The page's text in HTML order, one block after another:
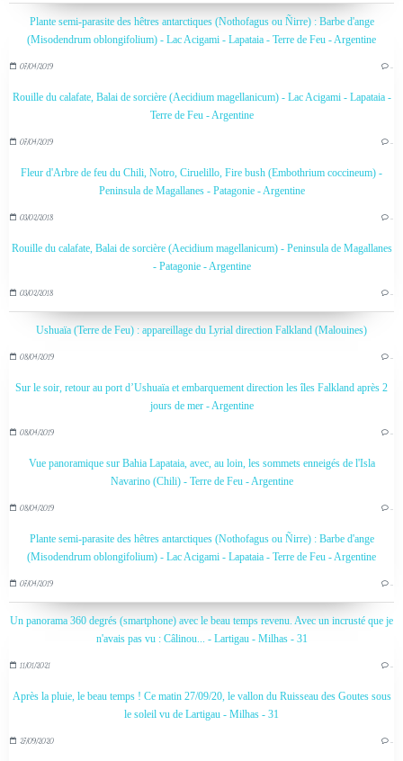
Plante semi-parasite des hêtres antarctiques (Nothofagus ou Ñirre) : Barbe d'ange
(Misodendrum oblongifolium) - Lac Acigami - Lapataia - Terre de Feu - Argentine
07/04/2019 …
Rouille du calafate, Balai de sorcière (Aecidium magellanicum) - Lac Acigami - Lapataia -
Terre de Feu - Argentine
07/04/2019 …
Fleur d'Arbre de feu du Chili, Notro, Ciruelillo, Fire bush (Embothrium coccineum) -
Peninsula de Magallanes - Patagonie - Argentine
03/02/2018 …
Rouille du calafate, Balai de sorcière (Aecidium magellanicum) - Peninsula de Magallanes
- Patagonie - Argentine
03/02/2018 …
Ushuaïa (Terre de Feu) : appareillage du Lyrial direction Falkland (Malouines)
08/04/2019 …
Sur le soir, retour au port d’Ushuaïa et embarquement direction les îles Falkland après 2
jours de mer - Argentine
08/04/2019 …
Vue panoramique sur Bahia Lapataia, avec, au loin, les sommets enneigés de l'Isla
Navarino (Chili) - Terre de Feu - Argentine
08/04/2019 …
Plante semi-parasite des hêtres antarctiques (Nothofagus ou Ñirre) : Barbe d'ange
(Misodendrum oblongifolium) - Lac Acigami - Lapataia - Terre de Feu - Argentine
07/04/2019 …
Un panorama 360 degrés (smartphone) avec le beau temps revenu. Avec un incrusté que je
n'avais pas vu : Câlinou... - Lartigau - Milhas - 31
11/01/2021 …
Après la pluie, le beau temps ! Ce matin 27/09/20, le vallon du Ruisseau des Goutes sous
le soleil vu de Lartigau - Milhas - 31
27/09/2020 …